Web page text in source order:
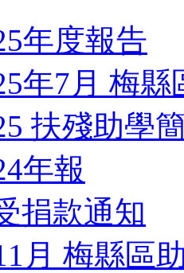
年度報告
年7月 梅
扶殘助學
年報
捐款通知
月 梅縣區